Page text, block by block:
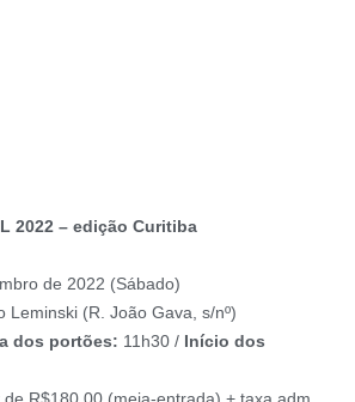
2022 – edição Curitiba
de 2022 (Sábado)
Leminski (R. João Gava, s/nº)
dos portões: 11h30 / Início dos